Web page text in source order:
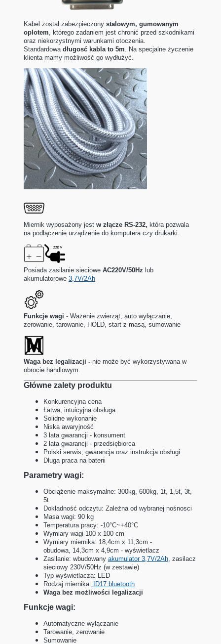
Kabel został zabezpieczony stalowym, gumowanym
oplotem , którego zadaniem jest chronić przed szkodnikami
oraz niekorzystnymi warunkami otoczenia.
Standardowa długosć kabla to 5m . Na specjalne życzenie
klienta mamy możliwość go wydłużyć.
Miernik wyposażony jest w złącze RS-232, która pozwala
na podłączenie urządzenie do komputera czy drukarki.
Posiada zasilanie sieciowe AC220V/50Hz lub
akumulatorowe 3,7V/2Ah
Funkcje wagi - Ważenie zwierząt, auto wyłączanie,
zerowanie, tarowanie, HOLD, start z masą, sumowanie
Waga bez legalizacji - nie może być wykorzystywana w
obrocie handlowym.
Główne zalety produktu
Konkurencyjna cena
Łatwa, intuicyjna obsługa
Solidne wykonanie
Niska awaryjność
3 lata gwarancji - konsument
2 lata gwarancji - przedsiębiorca
Polski serwis, gwarancja oraz instrukcja obsługi
Długa praca na baterii
Parametry wagi:
Obciążenie maksymalne: 300kg, 600kg, 1t, 1,5t, 3t,
5t
Dokładność odczytu: Zależna od wybranej nośnosci
Masa wagi: 90 kg
Temperatura pracy: -10°C~+40°C
Wymiary wagi 100 x 100 cm
Wymiary miernika: 18,4cm x 11,3cm -
obudowa, 14,3cm x 4,9cm - wyświetlacz
Zasilanie: wbudowany akumulator 3,7V/2Ah, zasilacz
sieciowy 230V/50Hz (w zestawie)
Typ wyświetlacza: LED
Rodzaj miernika: ID17 bluetooth
Waga bez możliwości legalizacji
Funkcje wagi:
Automatyczne wyłączanie
Tarowanie, zerowanie
Sumowanie